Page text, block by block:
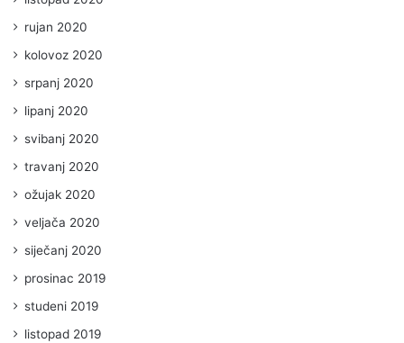
rujan 2020
kolovoz 2020
srpanj 2020
lipanj 2020
svibanj 2020
travanj 2020
ožujak 2020
veljača 2020
siječanj 2020
prosinac 2019
studeni 2019
listopad 2019